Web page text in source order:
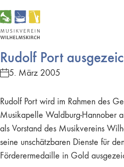
Rudolf Port
5. März 2005
Rudolf Port wird im Rahmen des
Musikapelle Waldburg-Hannober
als Vorstand des Musikvereins
seine unschätzbaren Dienste für
Förderermedaille in Gold